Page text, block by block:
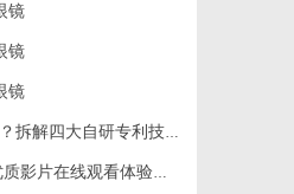
镜
镜
镜
拆解四大自研专利技术
在线观看体验的全新平台